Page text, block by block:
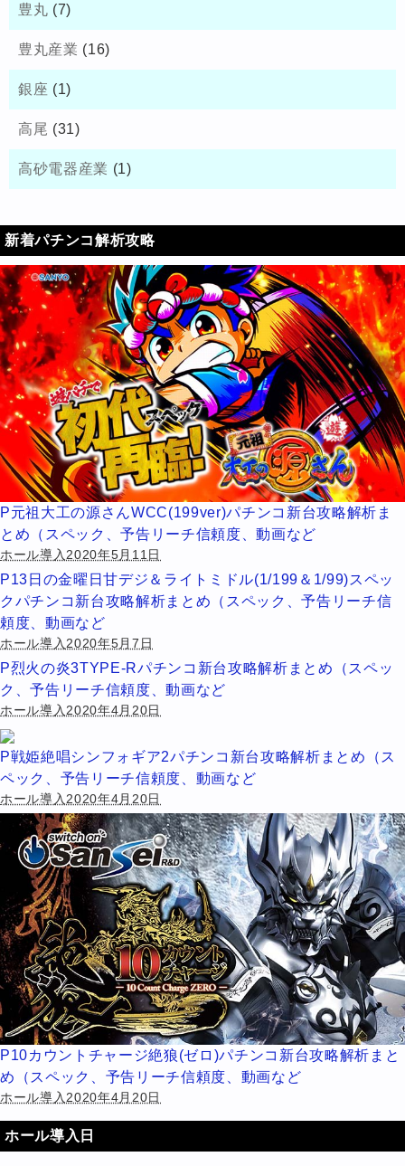
豊丸 (7)
豊丸産業 (16)
銀座 (1)
高尾 (31)
高砂電器産業 (1)
新着パチンコ解析攻略
P元祖大工の源さんWCC(199ver)パチンコ新台攻略解析ま
とめ（スペック、予告リーチ信頼度、動画など
ホール導入2020年5月11日
P13日の金曜日甘デジ＆ライトミドル(1/199＆1/99)スペッ
クパチンコ新台攻略解析まとめ（スペック、予告リーチ信
頼度、動画など
ホール導入2020年5月7日
P烈火の炎3TYPE-Rパチンコ新台攻略解析まとめ（スペッ
ク、予告リーチ信頼度、動画など
ホール導入2020年4月20日
P戦姫絶唱シンフォギア2パチンコ新台攻略解析まとめ（ス
ペック、予告リーチ信頼度、動画など
ホール導入2020年4月20日
P10カウントチャージ絶狼(ゼロ)パチンコ新台攻略解析まと
め（スペック、予告リーチ信頼度、動画など
ホール導入2020年4月20日
ホール導入日